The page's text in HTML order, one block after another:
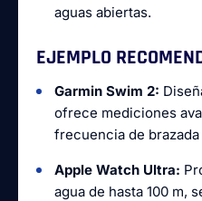
aguas abiertas.
EJEMPLO
Garmin Swim 2:
ofrece mediciones
frecuencia de
Apple Watch Ultra:
agua de hasta 100 m,